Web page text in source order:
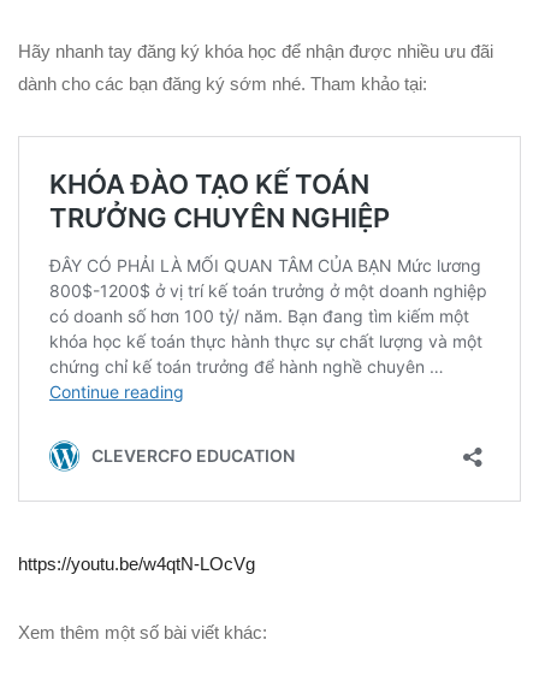
Hãy nhanh tay đăng ký khóa học để nhận được nhiều ưu đãi
dành cho các bạn đăng ký sớm nhé. Tham khảo tại:
https://youtu.be/w4qtN-LOcVg
Xem thêm một số bài viết khác: